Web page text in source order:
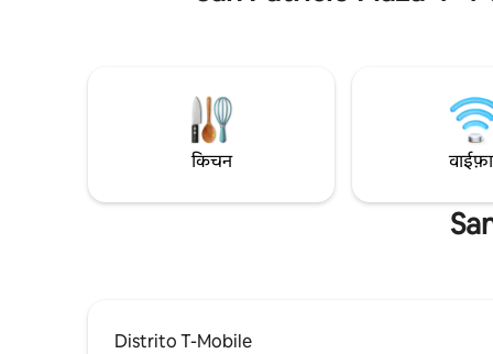
है! आपसे जल्द मुलाकात होगी🙏🏻
सूर्योदय का आनंद
यात्रा का
किचन
Distrito T-Mobile